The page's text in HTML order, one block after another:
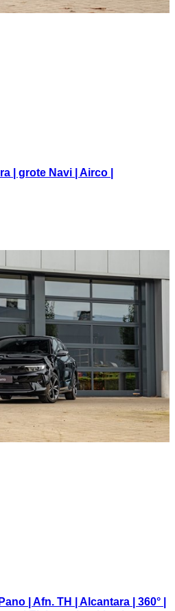
| grote Navi | Airco |
| Afn. TH | Alcantara | 360° |